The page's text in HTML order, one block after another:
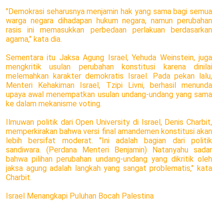
"Demokrasi seharusnya menjamin hak yang sama bagi semua
warga negara dihadapan hukum negara, namun perubahan
rasis ini memasukkan perbedaan perlakuan berdasarkan
agama," kata dia.
Sementara itu Jaksa Agung Israel, Yehuda Weinstein, juga
mengkritik usulan perubahan konstitusi karena dinilai
melemahkan karakter demokratis Israel. Pada pekan lalu,
Menteri Kehakiman Israel, Tzipi Livni, berhasil menunda
upaya awal menempatkan usulan undang-undang yang sama
ke dalam mekanisme voting.
Ilmuwan politik dari Open University di Israel, Denis Charbit,
memperkirakan bahwa versi final amandemen konstitusi akan
lebih bersifat moderat. "Ini adalah bagian dari politik
sandiwara. (Perdana Menteri Benjamin) Natanyahu sadar
bahwa pilihan perubahan undang-undang yang dikritik oleh
jaksa agung adalah langkah yang sangat problematis," kata
Charbit.
Israel Menangkapi Puluhan Bocah Palestina